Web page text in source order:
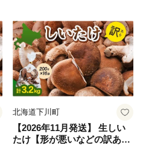
北海道下川町
【2026年11月発送】 生しい
たけ【形が悪いなどの訳あり